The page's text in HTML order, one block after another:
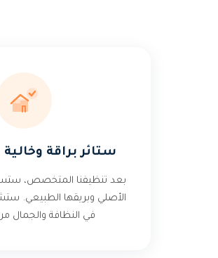
ستائر براقة
بعد تنظيفنا المتخصص،
الأصلي وبريقها الطبيعي.
في النظافة والجمال